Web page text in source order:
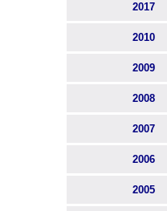
2017
2010
2009
2008
2007
2006
2005